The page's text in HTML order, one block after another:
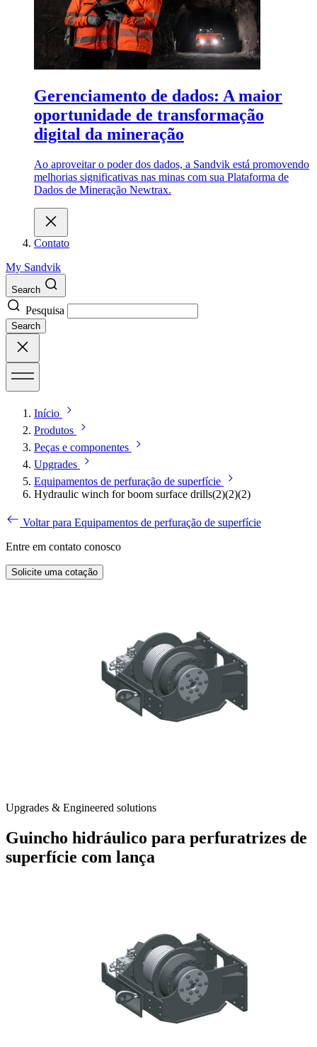
Gerenciamento de dados: A maior
oportunidade de transformação
digital da mineração
Ao aproveitar o poder dos dados, a Sandvik está promovendo
melhorias significativas nas minas com sua Plataforma de
Dados de Mineração Newtrax.
Contato
My Sandvik
Search
Pesquisa
Search
Início
Produtos
Peças e componentes
Upgrades
Equipamentos de perfuração de superfície
Hydraulic winch for boom surface drills(2)(2)(2)
Voltar para Equipamentos de perfuração de superfície
Entre em contato conosco
Solicite uma cotação
Upgrades & Engineered solutions
Guincho hidráulico para perfuratrizes de
superfície com lança